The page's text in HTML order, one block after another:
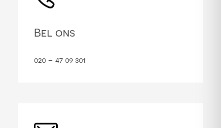
Bel ons
020 – 47 09 301